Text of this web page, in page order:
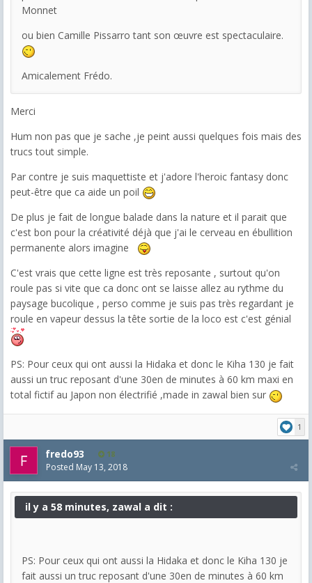
Monnet
ou bien Camille Pissarro tant son œuvre est spectaculaire.
Amicalement Frédo.
Merci
Hum non pas que je sache ,je peint aussi quelques fois mais des
trucs tout simple.
Par contre je suis maquettiste et j'adore l'heroic fantasy donc
peut-être que ca aide un poil
De plus je fait de longue balade dans la nature et il parait que
c'est bon pour la créativité déjà que j'ai le cerveau en ébullition
permanente alors imagine
C'est vrais que cette ligne est très reposante , surtout qu'on
roule pas si vite que ca donc ont se laisse allez au rythme du
paysage bucolique , perso comme je suis pas très regardant je
roule en vapeur dessus la tête sortie de la loco est c'est génial
PS: Pour ceux qui ont aussi la Hidaka et donc le Kiha 130 je fait
aussi un truc reposant d'une 30en de minutes à 60 km maxi en
total fictif au Japon non électrifié ,made in zawal bien sur
1
fredo93 18
Posted May 13, 2018
il y a 58 minutes, zawal a dit :
PS: Pour ceux qui ont aussi la Hidaka et donc le Kiha 130 je
fait aussi un truc reposant d'une 30en de minutes à 60 km